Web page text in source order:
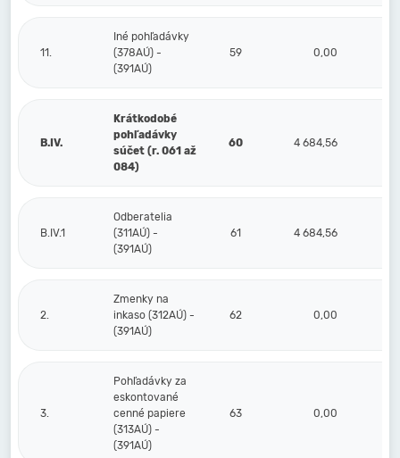
11.
Iné pohľadávky
(378AÚ) -
(391AÚ)
59 0,00
B.IV.
Krátkodobé
pohľadávky
súčet (r. 061 až
084)
60 4 684,56
B.IV.1
Odberatelia
(311AÚ) -
(391AÚ)
61 4 684,56
2.
Zmenky na
inkaso (312AÚ) -
(391AÚ)
62 0,00
3.
Pohľadávky za
eskontované
cenné papiere
(313AÚ) -
(391AÚ)
63 0,00